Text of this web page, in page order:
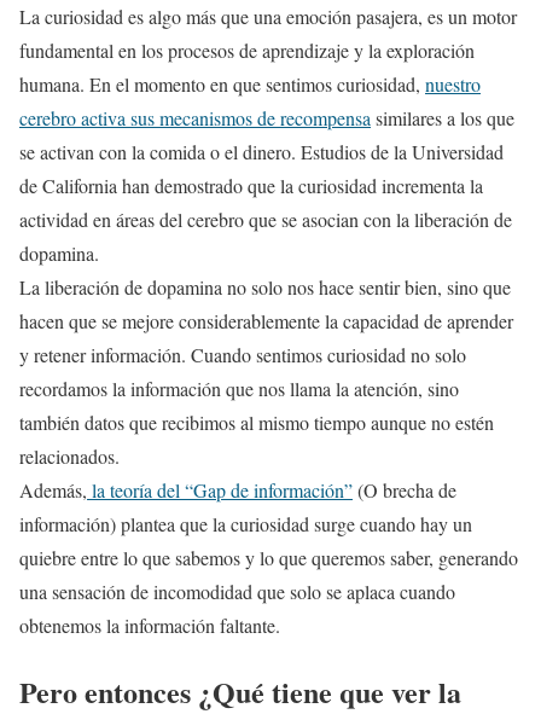
La curiosidad es algo más que una emoción pasajera, es un motor
fundamental en los procesos de aprendizaje y la exploración
humana. En el momento en que sentimos curiosidad, nuestro
cerebro activa sus mecanismos de recompensa similares a los que
se activan con la comida o el dinero. Estudios de la Universidad
de California han demostrado que la curiosidad incrementa la
actividad en áreas del cerebro que se asocian con la liberación de
dopamina.
La liberación de dopamina no solo nos hace sentir bien, sino que
hacen que se mejore considerablemente la capacidad de aprender
y retener información. Cuando sentimos curiosidad no solo
recordamos la información que nos llama la atención, sino
también datos que recibimos al mismo tiempo aunque no estén
relacionados.
Además, la teoría del “Gap de información”(O brecha de
información) plantea que la curiosidad surge cuando hay un
quiebre entre lo que sabemos y lo que queremos saber, generando
una sensación de incomodidad que solo se aplaca cuando
obtenemos la información faltante.
Pero entonces ¿Qué tiene que ver la